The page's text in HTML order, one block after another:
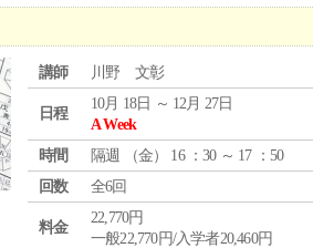
講師 川野 文彰
日程
10月 18日 ～ 12月 27日
A Week
時間
隔週 （金） 16 ：30 ～ 17 ：50
回数
全6回
料金
22,770円
一般22,770円/入学者20,460円